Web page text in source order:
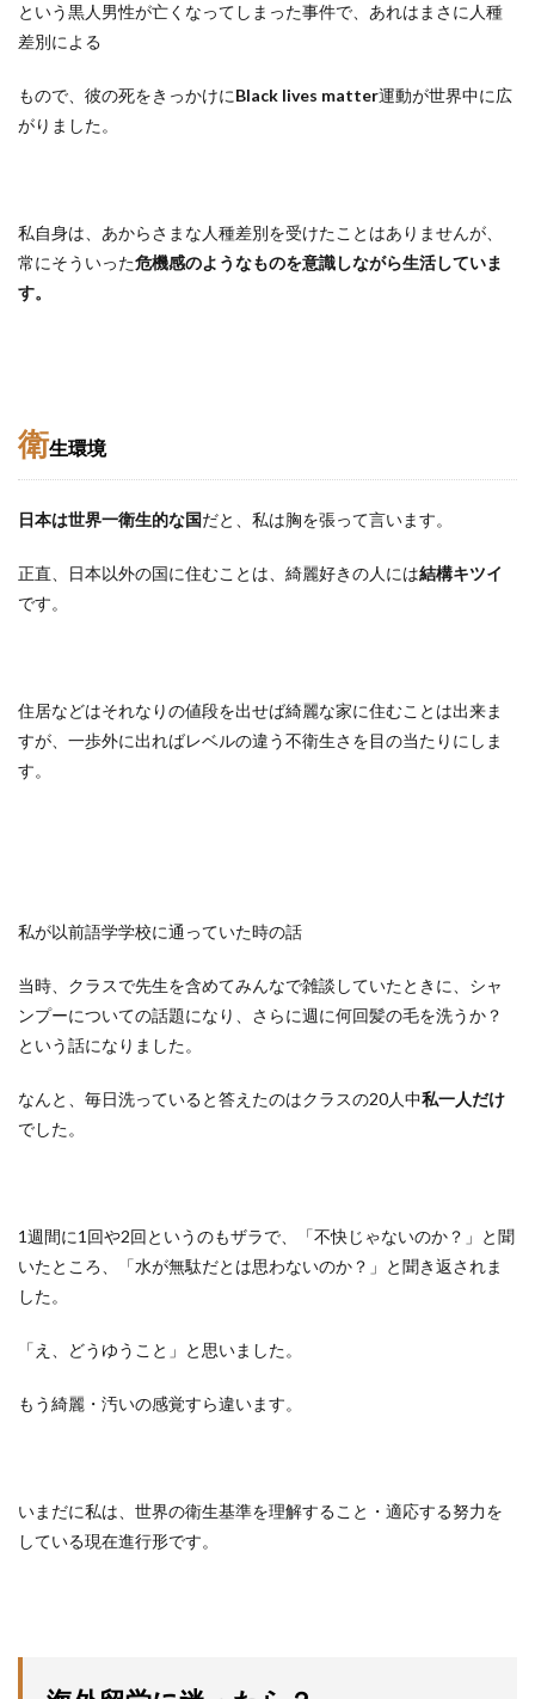
という黒人男性が亡くなってしまった事件で、あれはまさに人種
差別による
もので、彼の死をきっかけにBlack lives matter運動が世界中に広
がりました。
私自身は、あからさまな人種差別を受けたことはありませんが、
常にそういった危機感のようなものを意識しながら生活していま
す。
衛生環境
日本は世界一衛生的な国だと、私は胸を張って言います。
正直、日本以外の国に住むことは、綺麗好きの人には結構キツイ
です。
住居などはそれなりの値段を出せば綺麗な家に住むことは出来ま
すが、一歩外に出ればレベルの違う不衛生さを目の当たりにしま
す。
私が以前語学学校に通っていた時の話
当時、クラスで先生を含めてみんなで雑談していたときに、シャ
ンプーについての話題になり、さらに週に何回髪の毛を洗うか？
という話になりました。
なんと、毎日洗っていると答えたのはクラスの20人中私一人だけ
でした。
1週間に1回や2回というのもザラで、「不快じゃないのか？」と聞
いたところ、「水が無駄だとは思わないのか？」と聞き返されま
した。
「え、どうゆうこと」と思いました。
もう綺麗・汚いの感覚すら違います。
いまだに私は、世界の衛生基準を理解すること・適応する努力を
している現在進行形です。